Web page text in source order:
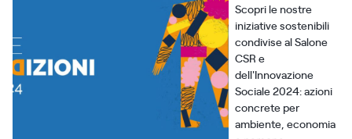
Scopri le nostre
iniziative sostenibili
condivise al Salone
CSR e
dell'Innovazione
Sociale 2024: azioni
concrete per
ambiente, economia